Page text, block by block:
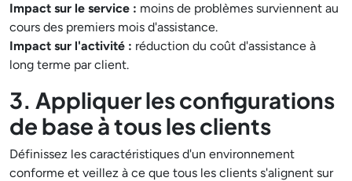
Impact sur le service : moins de problèmes surviennent au
cours des premiers mois d'assistance.
Impact sur l'activité : réduction du coût d'assistance à
long terme par client.
3. Appliquer les configurations
de base à tous les clients
Définissez les caractéristiques d'un environnement
conforme et veillez à ce que tous les clients s'alignent sur